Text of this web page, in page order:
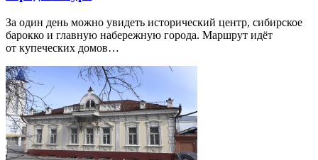
За один день можно увидеть исторический центр, сибирское
барокко и главную набережную города. Маршрут идёт
от купеческих домов…